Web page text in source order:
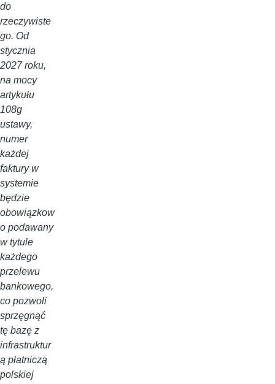
do
rzeczywiste
go. Od
stycznia
2027 roku,
na mocy
artykułu
108g
ustawy,
numer
każdej
faktury w
systemie
będzie
obowiązkow
o podawany
w tytule
każdego
przelewu
bankowego,
co pozwoli
sprzęgnąć
tę bazę z
infrastruktur
ą płatniczą
polskiej